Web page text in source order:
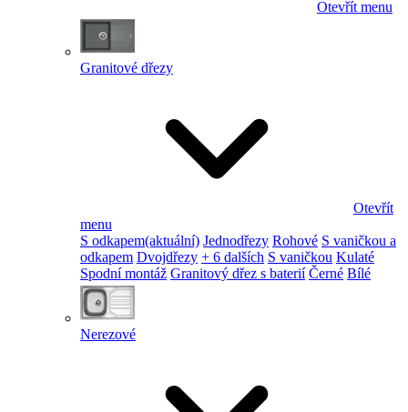
Otevřít menu
Granitové dřezy
Otevřít
menu
S odkapem(aktuální) Jednodřezy Rohové S vaničkou a
odkapem Dvojdřezy + 6 dalších S vaničkou Kulaté
Spodní montáž Granitový dřez s baterií Černé Bílé
Nerezové